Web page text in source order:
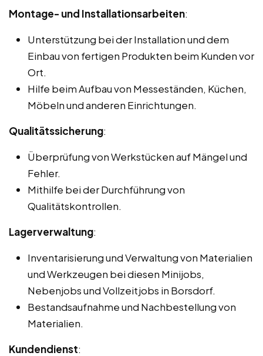
Montage- und Installationsarbeiten:
Unterstützung bei der Installation und dem
Einbau von fertigen Produkten beim Kunden vor
Ort.
Hilfe beim Aufbau von Messeständen, Küchen,
Möbeln und anderen Einrichtungen.
Qualitätssicherung:
Überprüfung von Werkstücken auf Mängel und
Fehler.
Mithilfe bei der Durchführung von
Qualitätskontrollen.
Lagerverwaltung:
Inventarisierung und Verwaltung von Materialien
und Werkzeugen bei diesen Minijobs,
Nebenjobs und Vollzeitjobs in Borsdorf.
Bestandsaufnahme und Nachbestellung von
Materialien.
Kundendienst: